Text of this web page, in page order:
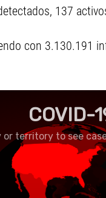
137
con 3.130.191